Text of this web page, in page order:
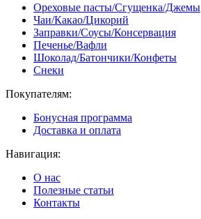
Ореховые пасты/Сгущенка/Джемы
Чаи/Какао/Цикорий
Заправки/Соусы/Консервация
Печенье/Вафли
Шоколад/Батончики/Конфеты
Снеки
Покупателям:
Бонусная программа
Доставка и оплата
Навигация:
О нас
Полезные статьи
Контакты